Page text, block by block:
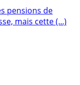
au 1er
mais cette (...)